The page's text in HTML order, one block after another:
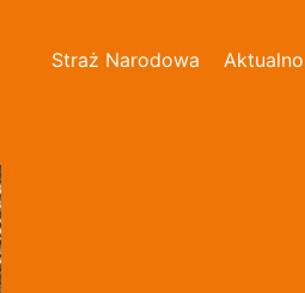
Straż Narodowa